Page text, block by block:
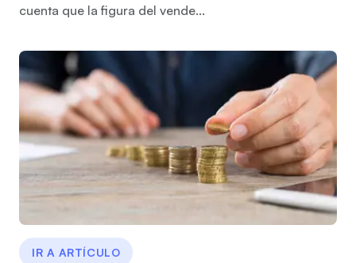
cuenta que la figura del vende...
IR A ARTÍCULO